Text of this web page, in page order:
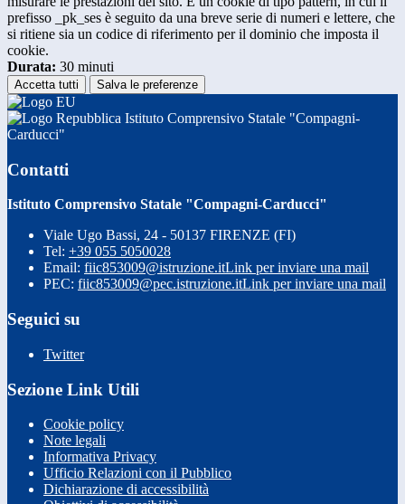
prefisso _pk_ses è seguito da una breve serie di numeri e lettere, che
si ritiene sia un codice di riferimento per il dominio che imposta il
cookie.
Durata: 30 minuti
Accetta tutti Salva le preferenze
Istituto Comprensivo Statale "Compagni-
Carducci"
Contatti
Istituto Comprensivo Statale "Compagni-Carducci"
Viale Ugo Bassi, 24 - 50137 FIRENZE (FI)
Tel: +39 055 5050028
Email: fiic853009@istruzione.itLink per inviare una mail
PEC: fiic853009@pec.istruzione.itLink per inviare una mail
Seguici su
Twitter
Sezione Link Utili
Cookie policy
Note legali
Informativa Privacy
Ufficio Relazioni con il Pubblico
Dichiarazione di accessibilità